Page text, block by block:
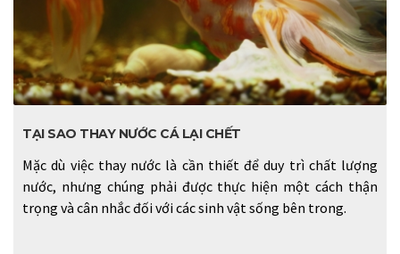
TẠI SAO THAY NƯỚC CÁ LẠI CHẾT
Mặc dù việc thay nước là cần thiết để duy trì chất lượng
nước, nhưng chúng phải được thực hiện một cách thận
trọng và cân nhắc đối với các sinh vật sống bên trong.